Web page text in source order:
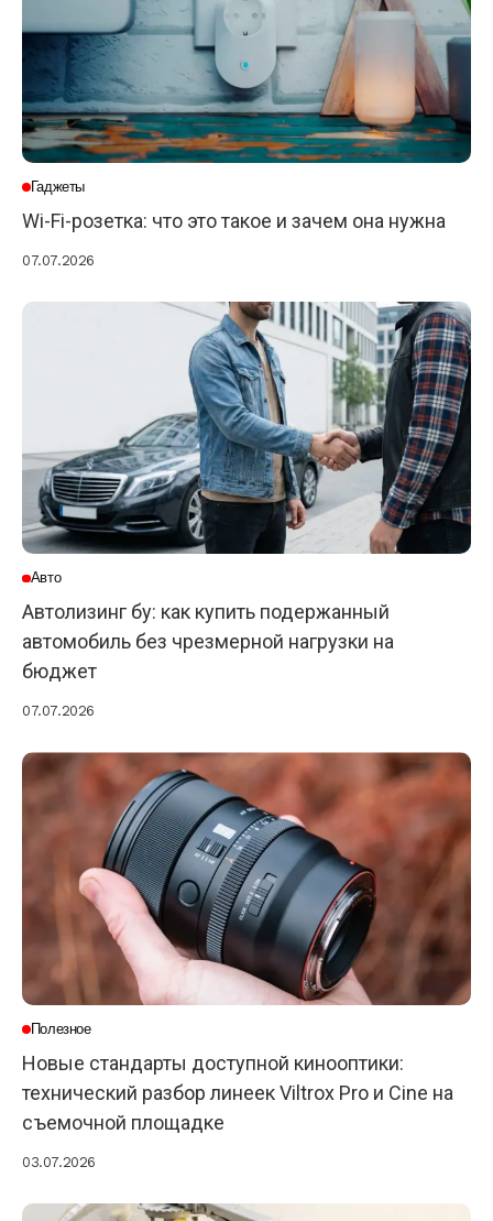
Гаджеты
Wi-Fi-розетка: что это такое и зачем она нужна
07.07.2026
Авто
Автолизинг бу: как купить подержанный
автомобиль без чрезмерной нагрузки на
бюджет
07.07.2026
Полезное
Новые стандарты доступной кинооптики:
технический разбор линеек Viltrox Pro и Cine на
съемочной площадке
03.07.2026